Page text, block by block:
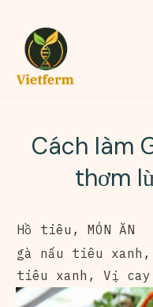
Cách làm
thơm
Hồ tiêu , MÓN ĂN
gà nấu tiêu xanh ,
tiêu xanh , Vị